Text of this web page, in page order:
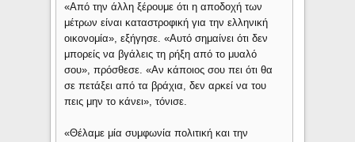
«Από την άλλη ξέρουμε ότι η αποδοχή των
μέτρων είναι καταστροφική για την ελληνική
οικονομία», εξήγησε. «Αυτό σημαίνει ότι δεν
μπορείς να βγάλεις τη ρήξη από το μυαλό
σου», πρόσθεσε. «Αν κάποιος σου πει ότι θα
σε πετάξει από τα βράχια, δεν αρκεί να του
πεις μην το κάνει», τόνισε.
«Θέλαμε μία συμφωνία πολιτική και την